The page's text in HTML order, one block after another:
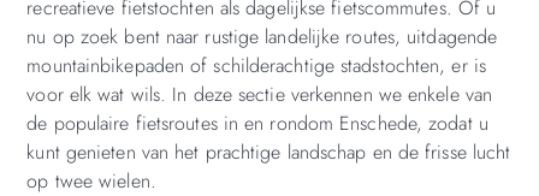
recreatieve fietstochten als dagelijkse fietscommutes. Of u
nu op zoek bent naar rustige landelijke routes, uitdagende
mountainbikepaden of schilderachtige stadstochten, er is
voor elk wat wils. In deze sectie verkennen we enkele van
de populaire fietsroutes in en rondom Enschede, zodat u
kunt genieten van het prachtige landschap en de frisse lucht
op twee wielen.